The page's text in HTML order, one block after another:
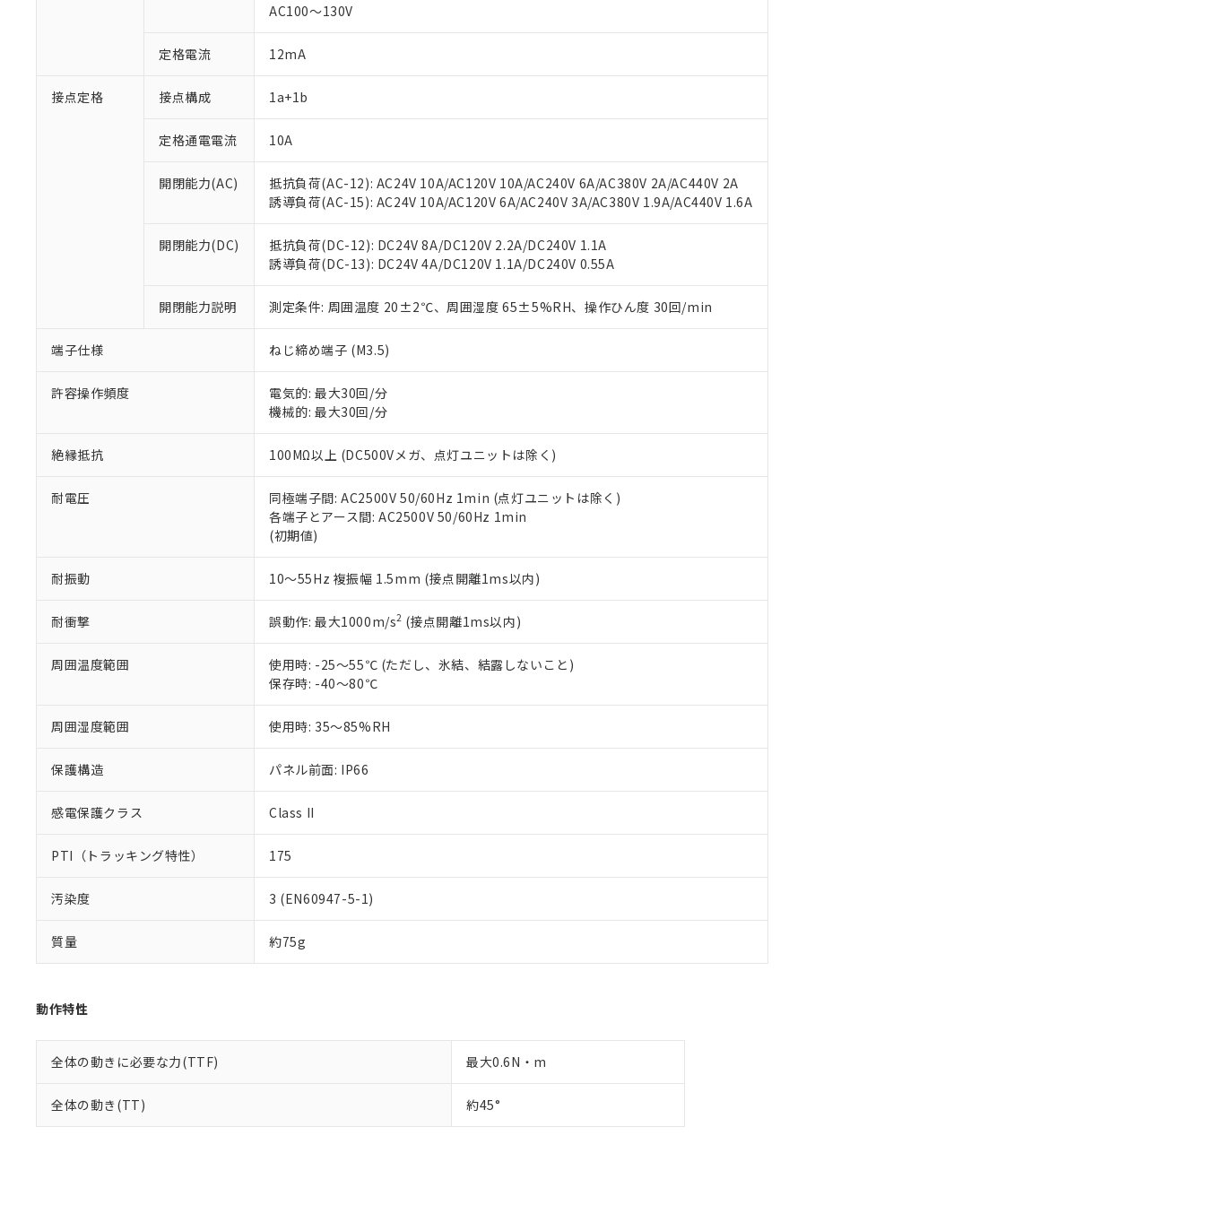
AC100～130V
定格電流 12mA
接点定格 接点構成 1a+1b
定格通電電流 10A
開閉能力(AC)
抵抗負荷(AC-12): AC24V 10A/AC120V 10A/AC240V 6A/AC380V 2A/AC440V 2A
誘導負荷(AC-15): AC24V 10A/AC120V 6A/AC240V 3A/AC380V 1.9A/AC440V 1.6A
開閉能力(DC)
抵抗負荷(DC-12): DC24V 8A/DC120V 2.2A/DC240V 1.1A
誘導負荷(DC-13): DC24V 4A/DC120V 1.1A/DC240V 0.55A
開閉能力説明 測定条件: 周囲温度 20±2℃、周囲湿度 65±5%RH、操作ひん度 30回/min
端子仕様 ねじ締め端子 (M3.5)
許容操作頻度
電気的: 最大30回/分
機械的: 最大30回/分
絶縁抵抗 100MΩ以上 (DC500Vメガ、点灯ユニットは除く)
耐電圧
同極端子間: AC2500V 50/60Hz 1min (点灯ユニットは除く)
各端子とアース間: AC2500V 50/60Hz 1min
(初期値)
耐振動 10～55Hz 複振幅 1.5mm (接点開離1ms以内)
耐衝撃 誤動作: 最大1000m/s2 (接点開離1ms以内)
周囲温度範囲
使用時: -25～55℃ (ただし、氷結、結露しないこと)
保存時: -40～80℃
周囲湿度範囲 使用時: 35～85%RH
保護構造 パネル前面: IP66
感電保護クラス Class II
PTI（トラッキング特性） 175
汚染度 3 (EN60947-5-1)
質量 約75g
動作特性
全体の動きに必要な力(TTF) 最大0.6N・m
全体の動き(TT) 約45°
ご利用条件
以下の条件をお読みいただき、同意のうえご利用ください。
くものです。
当社制御機器事業取扱商品の中には、本サービスの対象外となる商品もあることをご了承ください。
在庫状況および標準価格照会結果は、記載している更新日時点での社内データに基づき作成されるも
のであり、閲覧された時点での実際の在庫および標準価格とは異なる場合があることをご了承くださ
い。
正式な納期状況および標準価格はお客様のお取引先、またはお客様担当のオムロン制御機器販売店・
当社販売員にご相談ください。
オムロン制御機器販売店や当社販売拠点は「 販売ネットワーク
」をご確認ください。
在庫状況および標準価格結果を当社の事前の承諾なく第三者に漏洩または開示しないようお願いしま
す。
マイパーツ機能（部品リスト作成サービス）をご利用いただくには、I-Webメンバーズにご登録され
お客様が当ウェブサイト上で当社にご登録された部品リストについて、当社および当社の共同利用者
が、当社の製品・サービスに関するお客様との取引・商談に必要な範囲で利用することをご了承くだ
さい。
※当社の共同利用者とは、"個人情報の共同利用に関して"
いる法人を指します。
対応済み：EU RoHS指令（10物質）の非含有に対応した製品が提供可能な商品です。
調査・確認中：EU RoHS指令（10物質）の非含有の対応状況を調査中または確認中の商品です。
非該当品：ライセンス料など無形物で、有害物質有無と関係のない商品です。
仕入先様の事情により、非含有部品としていたものが、含有品と判明した場合などやむを得ず変更すること
があります。
六価クロム(Cr(Ⅵ)) 1000ppm以下、ポリ臭化ビフェニル類(PBB) 1000ppm以下、ポリ臭化ジフェニルエーテル類(PBDE) 1000ppm以下、
フタル酸ビス(2-エチルヘキシル) (DEHP)(別名：DOP) 1000ppm以下、フタル酸ブチルベンジル（BBP） 1000ppm以下、フタル酸ジブチ
ル（DBP） 1000ppm以下、フタル酸ジイソブチル (DIBP) 1000ppm以下
但し、RoHS指令で産業用監視および制御機器に対する適用除外項目は除く。
※2 対応予定月
部品在庫の切り替え状況などにより、予定月が前後することがあります。
※3 非含有証明書ダウンロード
下記の非含有証明書をダウンロードすることができます。
EU RoHS指令（10物質）の非含有証明書
51物質の非含有証明書（当社基準）
※本証明書は発行日時点で非含有を証明するもので、過去に遡って非含有を証明するものではありません。
また、RoHS指令のフタル酸エステル類４物質の対応では、対応完了までの期間は出荷製品に未対応品が
混在することから備考欄に対応日を記載しておりました。
既に当社にて対応品への在庫切替を完了していることから、特段のことがない限り、2022年1月12日よ
り割愛しております。
※1 中国RoHS○×表
「×」：最大均質材料含有率が中国RoHSの基準値を超えていることを示します。
「－」：未確認です。当社販売部門へお問い合わせください。
*中国RoHS10物質の基準値 (GB/T26572)：
DBP(フタル酸ジブチル) : 1000ppm、 DIBP(フタル酸ジイソブチル) : 1000ppm、 BBP(フタル酸ブチルベンジル) : 1000ppm、
DEHP(フタル酸ビス(2-エチルヘキシル)) : 1000ppm
※2 環境保護使用期限
「ｅ」：有害物質（10物質）のすべてが基準値以下であることを示します。
「10」：通常の使用状況下において有害物質が外部に漏えいし、環境に深刻な影響を及ぼさない年数を意
味します。
「－」：未確認です。当社販売部門へお問い合わせください。
う）を輸出または国外への提供する場合は、日本国政府の輸出許可(または役務取引許可)を取得する
などの必要な手続きをとります。
当社は規制貨物を破棄する場合は、完全に破砕するなど、違法に輸出されないよう必要な手段を講じ
当社は貴社製品を、核兵器、ミサイル、化学兵器、生物兵器またはその他武器並びにこれらの製造装
置等に一切使用いたしません。
当社は、貴社製品を第三者に販売する場合は、上記1、2および3の内容を当該第三者に通知します。
また当社は、販売先および販売に係わる関係者が違法に輸出するおそれがある場合は、取り引きをい
たしません。
記
号
説明
○ 一定数以上の在庫あり
△ 一定数には満たないが在庫あり
－
在庫なし(最新の在庫状況については、お客様のお取引先、またはお客様担当のオムロン制御
機器販売店・当社販売員にご確認ください)
空
白
受注生産機種、また在庫状況の情報を公開していない機種